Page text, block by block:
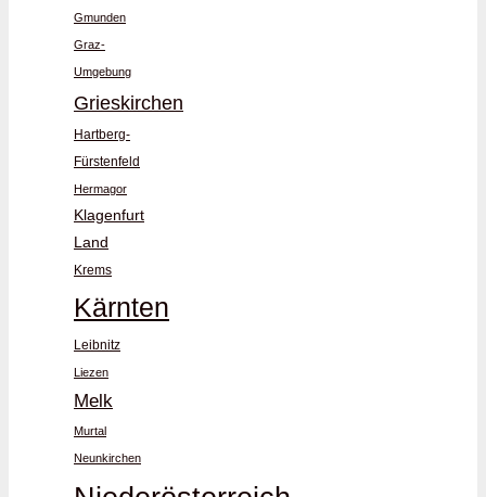
Gmunden
Graz-
Umgebung
Grieskirchen
Hartberg-
Fürstenfeld
Hermagor
Klagenfurt
Land
Krems
Kärnten
Leibnitz
Liezen
Melk
Murtal
Neunkirchen